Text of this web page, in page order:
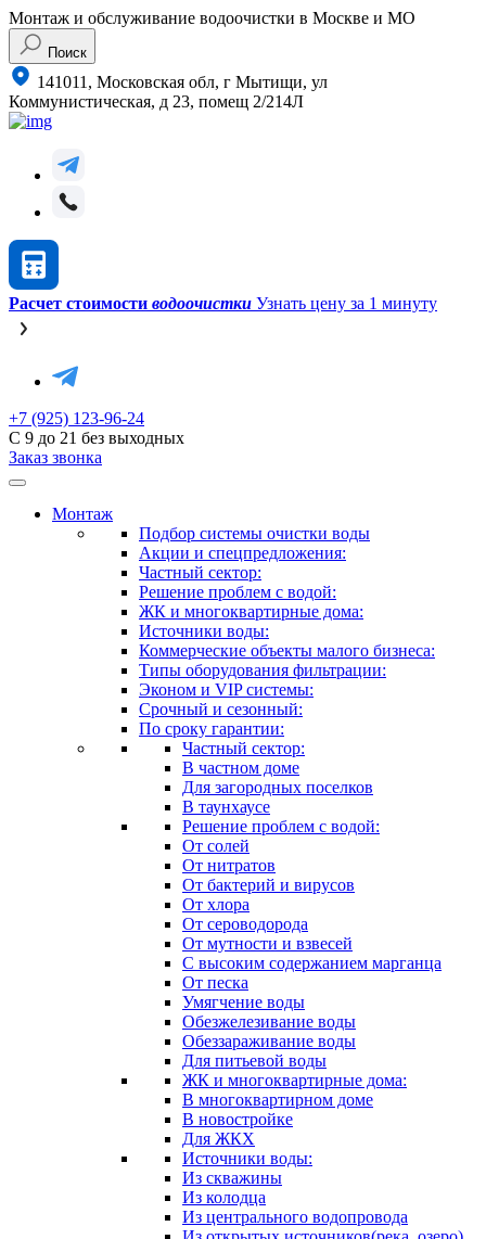
Монтаж и обслуживание водоочистки в Москве и МО
Поиск
141011, Московская обл, г Мытищи, ул
Коммунистическая, д 23, помещ 2/214Л
Расчет стоимости водоочистки Узнать цену за 1 минуту
+7 (925) 123-96-24
С 9 до 21 без выходных
Заказ звонка
Монтаж
Подбор системы очистки воды
Акции и спецпредложения:
Частный сектор:
Решение проблем с водой:
ЖК и многоквартирные дома:
Источники воды:
Коммерческие объекты малого бизнеса:
Типы оборудования фильтрации:
Эконом и VIP системы:
Срочный и сезонный:
По сроку гарантии:
Частный сектор:
В частном доме
Для загородных поселков
В таунхаусе
Решение проблем с водой:
От солей
От нитратов
От бактерий и вирусов
От хлора
От сероводорода
От мутности и взвесей
С высоким содержанием марганца
От песка
Умягчение воды
Обезжелезивание воды
Обеззараживание воды
Для питьевой воды
ЖК и многоквартирные дома:
В многоквартирном доме
В новостройке
Для ЖКХ
Источники воды:
Из скважины
Из колодца
Из центрального водопровода